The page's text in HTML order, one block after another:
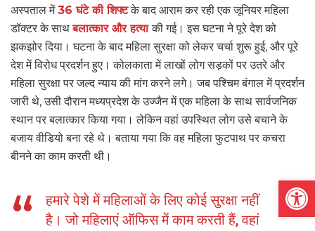
अस्पताल में36 घंटे की शिफ्टके बाद आराम कर रही एक जूनियर महिला
डॉक्टर के साथबलात्कार और हत्याकी गई। इस घटना ने पूरे देश को
झकझोर दिया। घटना के बाद महिला सुरक्षा को लेकर चर्चा शुरू हुई, और पूरे
देश में विरोध प्रदर्शन हुए। कोलकाता में लाखों लोग सड़कों पर उतरे और
महिला सुरक्षा पर जल्द न्याय की मांग करने लगे। जब पश्चिम बंगाल में प्रदर्शन
जारी थे, उसी दौरान मध्यप्रदेश के उज्जैन में एक महिला के साथ सार्वजनिक
स्थान पर बलात्कार किया गया। लेकिन वहां उपस्थित लोग उसे बचाने के
बजाय वीडियो बना रहे थे। बताया गया कि वह महिला फुटपाथ पर कचरा
बीनने का काम करती थी।
हमारे पेशे में महिलाओं के लिए कोई सुरक्षा नहीं
है। जो महिलाएं ऑफिस में काम करती हैं, वहां